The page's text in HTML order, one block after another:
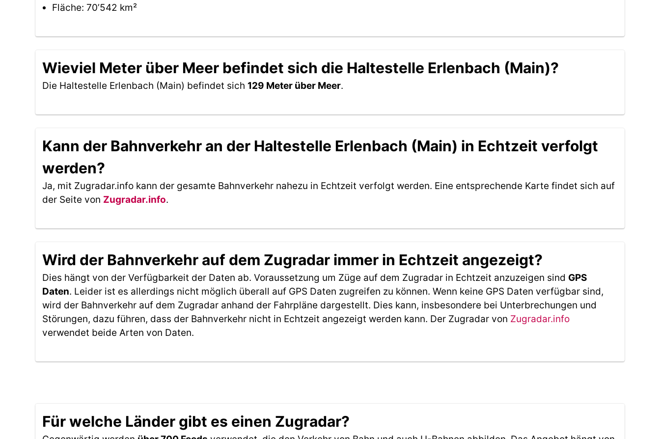
Fläche: 70’542 km²
Wieviel Meter über Meer befindet sich die Haltestelle Erlenbach (Main)?
Die Haltestelle Erlenbach (Main) befindet sich 129 Meter über Meer.
Kann der Bahnverkehr an der Haltestelle Erlenbach (Main) in Echtzeit verfolgt
werden?
Ja, mit Zugradar.info kann der gesamte Bahnverkehr nahezu in Echtzeit verfolgt werden. Eine entsprechende Karte findet sich auf
der Seite von Zugradar.info.
Wird der Bahnverkehr auf dem Zugradar immer in Echtzeit angezeigt?
Dies hängt von der Verfügbarkeit der Daten ab. Voraussetzung um Züge auf dem Zugradar in Echtzeit anzuzeigen sind GPS
Daten. Leider ist es allerdings nicht möglich überall auf GPS Daten zugreifen zu können. Wenn keine GPS Daten verfügbar sind,
wird der Bahnverkehr auf dem Zugradar anhand der Fahrpläne dargestellt. Dies kann, insbesondere bei Unterbrechungen und
Störungen, dazu führen, dass der Bahnverkehr nicht in Echtzeit angezeigt werden kann. Der Zugradar von Zugradar.info
verwendet beide Arten von Daten.
Für welche Länder gibt es einen Zugradar?